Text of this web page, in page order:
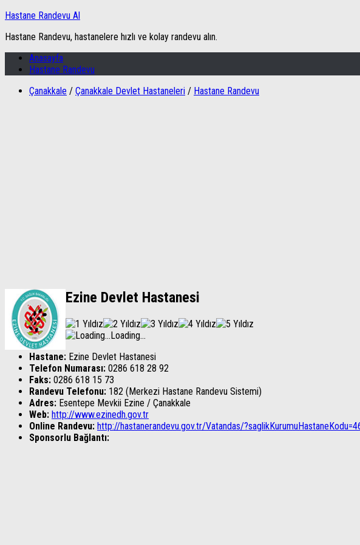
Hastane Randevu Al
Hastane Randevu, hastanelere hızlı ve kolay randevu alın.
Anasayfa
Hastane Randevu
Çanakkale / Çanakkale Devlet Hastaneleri / Hastane Randevu
Ezine Devlet Hastanesi
Loading...
Hastane: Ezine Devlet Hastanesi
Telefon Numarası: 0286 618 28 92
Faks: 0286 618 15 73
Randevu Telefonu: 182 (Merkezi Hastane Randevu Sistemi)
Adres: Esentepe Mevkii Ezine / Çanakkale
Web: http://www.ezinedh.gov.tr
Online Randevu: http://hastanerandevu.gov.tr/Vatandas/
Sponsorlu Bağlantı: